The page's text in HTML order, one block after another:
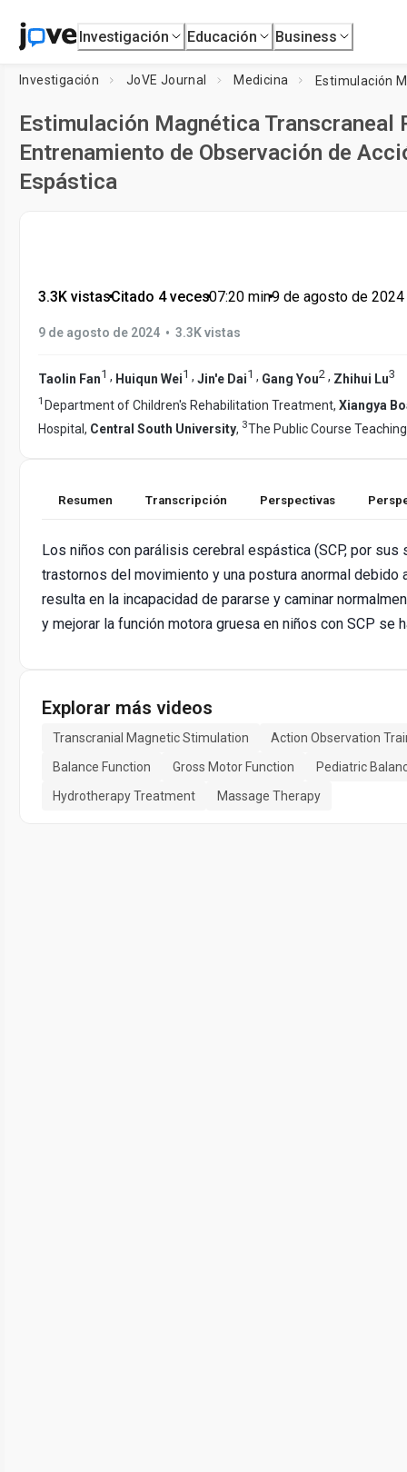
Investigación Educación Business
Investigación JoVE Journal Medicina
Estimulación Magnética Transcraneal
Entrenamiento de Observación de
Espástica
3.3K vistas•Citado 4 veces•07:20 min•9 de agosto de 2024
9 de agosto de 2024 • 3.3K vistas
Taolin Fan1 , Huiqun Wei1 , Jin'e Dai1 , Gang You2 , Zhihui Lu3
1 Department of Children's Rehabilitation Treatment, Xiangya
Hospital, Central South University, 3The Public Course
Resumen Transcripción Perspectivas
Los niños con parálisis cerebral espástica (SCP, por
trastornos del movimiento y una postura anormal
resulta en la incapacidad de pararse y caminar
y mejorar la función motora gruesa en niños con SCP
Explorar más videos
Transcranial Magnetic Stimulation
Action Observation
Balance Function
Gross Motor Function
Pediatric
Hydrotherapy Treatment
Massage Therapy